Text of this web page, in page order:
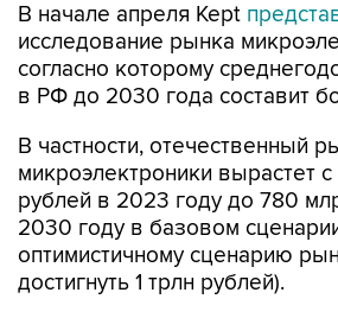
В начале апреля Kept
исследование рынка
согласно которому
в РФ до 2030 года составит
В частности, отечественный
микроэлектроники вырастет
рублей в 2023 году до 780
2030 году в базовом
оптимистичному сценарию
достигнуть 1 трлн рублей).